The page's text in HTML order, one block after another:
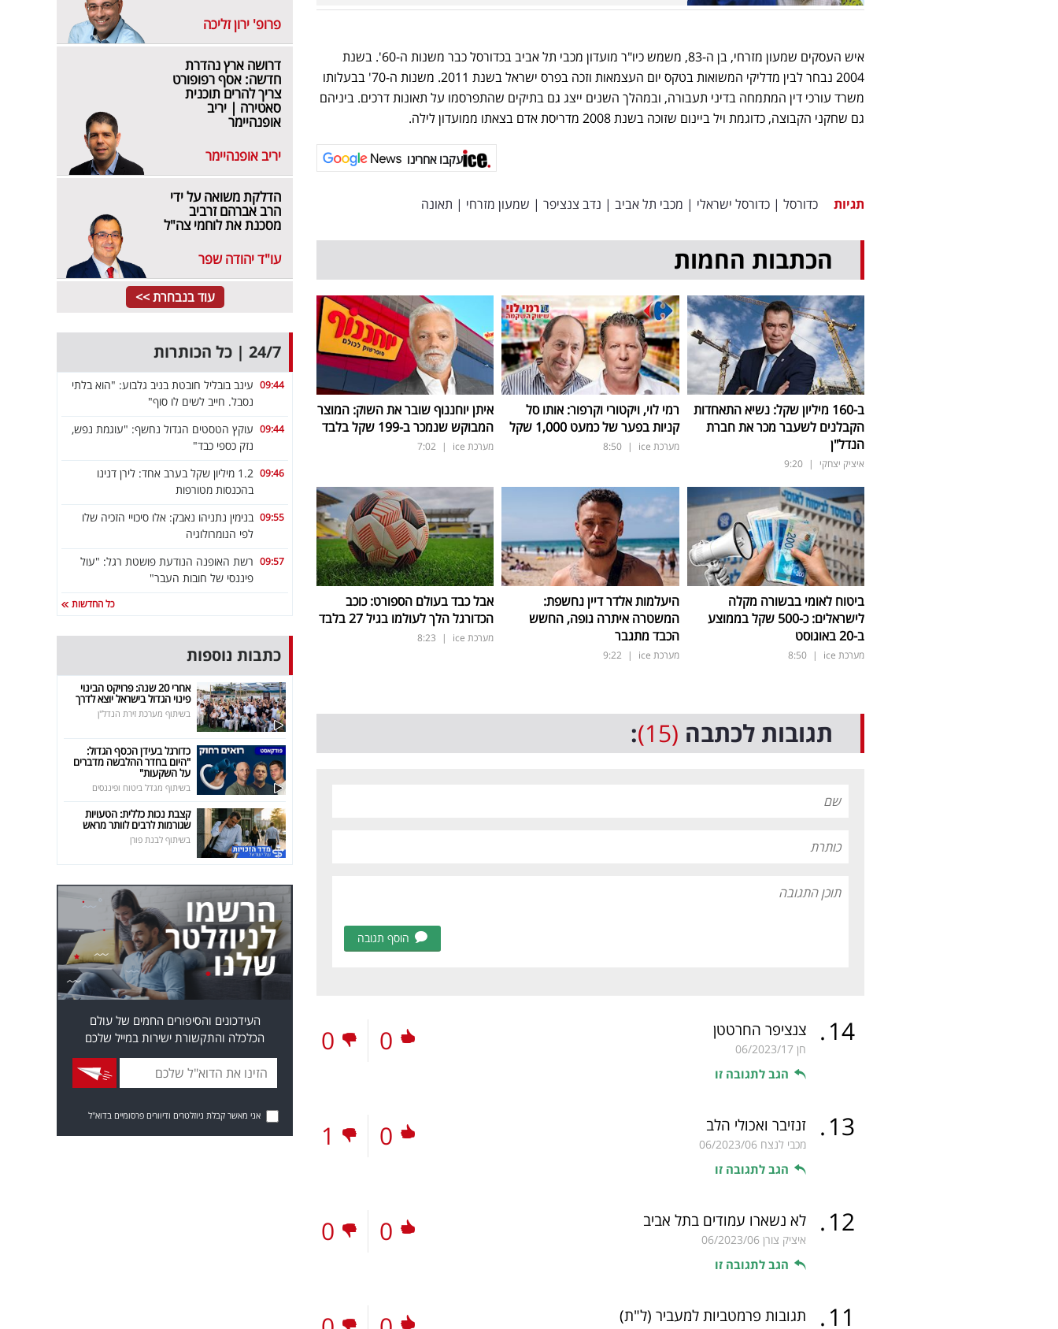
איש העסקים שמעון מזרחי, בן ה-83, משמש כיו"ר מועדון מכבי תל אביב בכדורסל כבר משנות ה-60'. בשנת
2004 נבחר לבין מדליקי המשואות בטקס יום העצמאות וזכה בפרס ישראל בשנת 2011. משנות ה-70' בבעלותו
משרד עורכי דין המתמחה בדיני תעבורה, ובמהלך השנים ייצג גם בתיקים שהתפרסמו על תאונות דרכים. ביניהם
גם שחקני הקבוצה, כדוגמת ויל ביינום שזוכה בשנת 2008 מדריסת אדם בצאתו ממועדון לילה.
עקבו אחרינו
תגיות כדורסל | כדורסל ישראלי | מכבי תל אביב | נדב צנציפר | שמעון מזרחי | תאונה
הכתבות החמות
ב-160 מיליון שקל: נשיא התאחדות
הקבלנים לשעבר מכר את חברת
הנדל"ן
איציק יצחקי |
9:20
רמי לוי, ויקטורי וקרפור: אותו סל
קניות בפער של כמעט 1,000 שקל
מערכת ice |
8:50
איתן יוחננוף שובר את השוק: המוצר
המבוקש שנמכר ב-199 שקל בלבד
מערכת ice |
7:02
ביטוח לאומי בבשורה מקלה
לישראלים: כ-500 שקל בממוצע
ב-20 באוגוסט
מערכת ice |
8:50
היעלמות אלדר דיין נחשפת:
המשטרה איתרה גופה, החשש
הכבד מתגבר
מערכת ice |
9:22
אבל כבד בעולם הספורט: כוכב
הכדורגל הלך לעולמו בגיל 27 בלבד
מערכת ice |
8:23
תגובות לכתבה (15)
:
הוסף תגובה
14
. צנציפר החרטטן
חן 06/2023/17
הגב לתגובה זו
0
0
13
. זנזיבר ואכולי הלב
מכבי לנצח 06/2023/06
הגב לתגובה זו
0
1
12
. לא נשארו עמודים בתל אביב
איציק צורן 06/2023/06
הגב לתגובה זו
0
0
11
. תגובות פרמטביות למעביר (ל"ת)
פרופ' ירון זליכה
דרושה ארץ נהדרת
חדשה: אסף רפופורט
צריך להרים תוכנית
סאטירה | יריב
אופנהיימר
יריב אופנהיימר
הדלקת משואה על ידי
הרב אברהם זרביב
מסכנת את לוחמי צה"ל
עו"ד יהודה שפר
עוד בנבחרת >>
24/7 | כל הכותרות
09:44 עינב בובליל חובטת בניב גלבוע: "הוא בלתי
נסבל. חייב לשים לו סוף"
09:44 עוקץ הטסטים הגדול נחשף: "עוגמת נפש,
נזק כספי כבד"
09:46
1.2 מיליון שקל בערב אחד: לירן דנינו
בהכנסות מטורפות
09:55 בנימין נתניהו נאבק: אלו סיכויי הזכיה שלו
לפי הנומרולוגיה
09:57 רשת האופנה הנודעת פושטת רגל: "עול
פיננסי של חובות העבר"
כל החדשות
כתבות נוספות
אחרי 20 שנה: פרויקט הבינוי
פינוי הגדול בישראל יוצא לדרך
בשיתוף מערכת זירת הנדל"ן
כדורגל בעידן הכסף הגדול:
"היום בחדר ההלבשה מדברים
על השקעות"
בשיתוף מגדל ביטוח ופיננסים
קצבת נכות כללית: הטעויות
שגורמות לרבים לוותר מראש
בשיתוף לבנת פורן
העידכונים והסיפורים החמים של עולם
הכלכלה והתקשורת ישירות במייל שלכם
אני מאשר קבלת ניוזלטרים ודיוורים פרסומיים בדוא"ל